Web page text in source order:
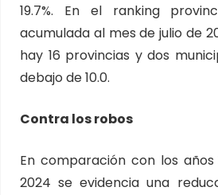
19.7%. En el ranking
acumulada al mes de julio de
hay 16 provincias y dos
debajo de 10.0.
Contra los robos
En comparación con los
2024 se evidencia una